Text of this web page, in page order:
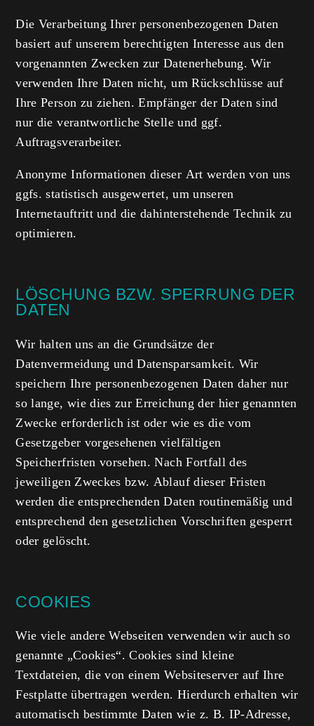
Die Verarbeitung Ihrer personenbezogenen Daten
basiert auf unserem berechtigten Interesse aus den
vorgenannten Zwecken zur Datenerhebung. Wir
verwenden Ihre Daten nicht, um Rückschlüsse auf
Ihre Person zu ziehen. Empfänger der Daten sind
nur die verantwortliche Stelle und ggf.
Auftragsverarbeiter.
Anonyme Informationen dieser Art werden von uns
ggfs. statistisch ausgewertet, um unseren
Internetauftritt und die dahinterstehende Technik zu
optimieren.
LÖSCHUNG BZW. SPERRUNG DER
DATEN
Wir halten uns an die Grundsätze der
Datenvermeidung und Datensparsamkeit. Wir
speichern Ihre personenbezogenen Daten daher nur
so lange, wie dies zur Erreichung der hier genannten
Zwecke erforderlich ist oder wie es die vom
Gesetzgeber vorgesehenen vielfältigen
Speicherfristen vorsehen. Nach Fortfall des
jeweiligen Zweckes bzw. Ablauf dieser Fristen
werden die entsprechenden Daten routinemäßig und
entsprechend den gesetzlichen Vorschriften gesperrt
oder gelöscht.
COOKIES
Wie viele andere Webseiten verwenden wir auch so
genannte „Cookies“. Cookies sind kleine
Textdateien, die von einem Websiteserver auf Ihre
Festplatte übertragen werden. Hierdurch erhalten wir
automatisch bestimmte Daten wie z. B. IP-Adresse,